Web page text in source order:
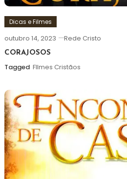
Dicas e Filmes
outubro 14, 2023 Rede Cristo
CORAJOSOS
Tagged FIlmes Cristãos